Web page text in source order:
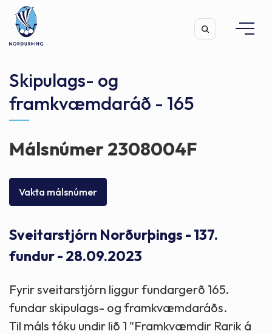
Leita
Skipulags- og
framkvæmdaráð - 165
Málsnúmer 2308004F
Vakta málsnúmer
Sveitarstjórn Norðurþings - 137.
fundur - 28.09.2023
Fyrir sveitarstjórn liggur fundargerð 165.
fundar skipulags- og framkvæmdaráðs.
Til máls tóku undir lið 1 "Framkvæmdir Rarik á